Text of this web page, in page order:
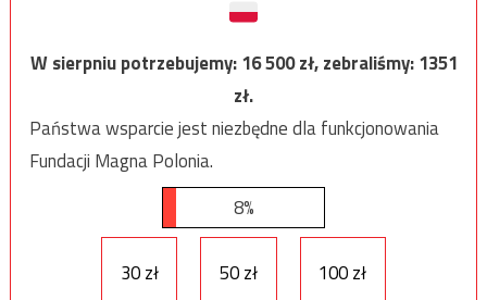
W sierpniu potrzebujemy:16 500zł, zebraliśmy:1351
zł.
Państwa wsparcie jest niezbędne dla funkcjonowania
Fundacji Magna Polonia.
8%
30 zł 50 zł 100 zł